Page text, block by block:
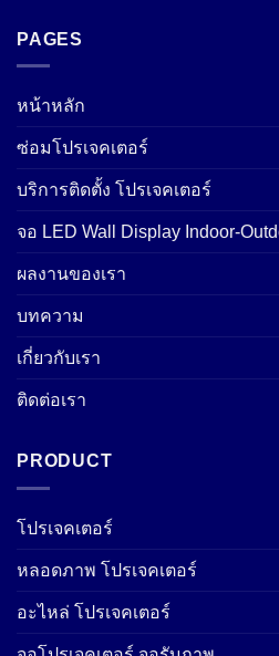
PAGES
หน้าหลัก
ซ่อมโปรเจคเตอร์
บริการติดตั้ง โปรเจคเตอร์
จอ LED Wall Display Indoor-
ผลงานของเรา
บทความ
เกี่ยวกับเรา
ติดต่อเรา
PRODUCT
โปรเจคเตอร์
หลอดภาพ โปรเจคเตอร์
อะไหล่ โปรเจคเตอร์